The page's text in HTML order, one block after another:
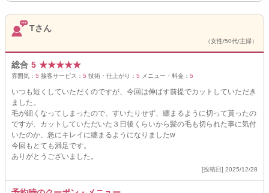
Tさん
（女性/50代/主婦）
総合 5 ★★★★★
雰囲気： 5 接客サービス： 5 技術・仕上がり： 5 メニュー・料金： 5
いつも短くしていただくのですが、今回は伸ばす前提でカットしていただき
ました。
毛が細くなってしまったので、すいたりせず、纏まるように切って貰ったの
ですが、カットしていただいた３日後くらいから髪の毛も切られた事に気付
いたのか、急にキレイに纏まるようになりましたw
今回もとても満足です。
ありがとうございました。
[投稿日] 2025/12/28